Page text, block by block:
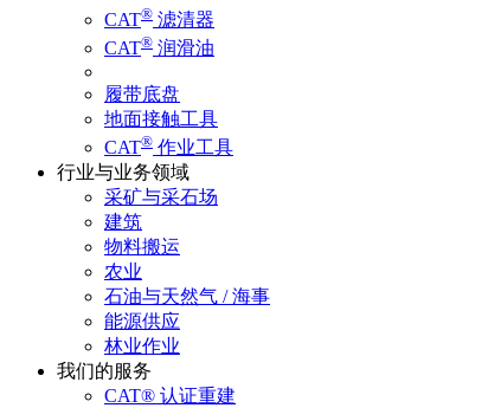
CAT® 滤清器
CAT® 润滑油
履带底盘
地面接触工具
CAT® 作业工具
行业与业务领域
采矿与采石场
建筑
物料搬运
农业
石油与天然气 / 海事
能源供应
林业作业
我们的服务
CAT® 认证重建